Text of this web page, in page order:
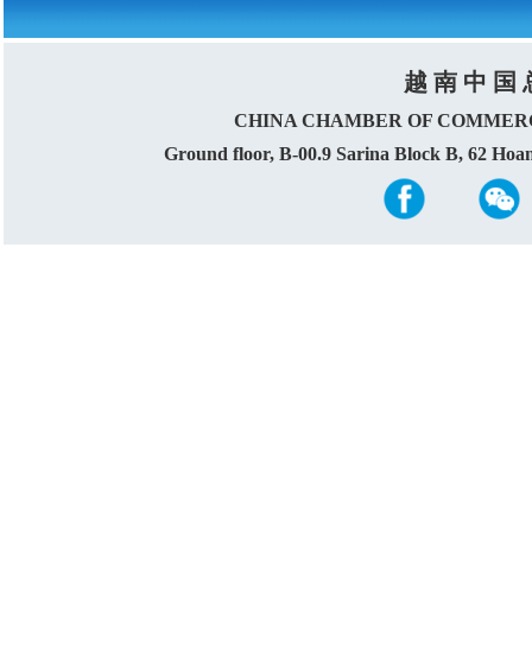
越 南 中 国
CHINA CHAMBER OF
Ground floor, B-00.9 Sarina Block B, 62